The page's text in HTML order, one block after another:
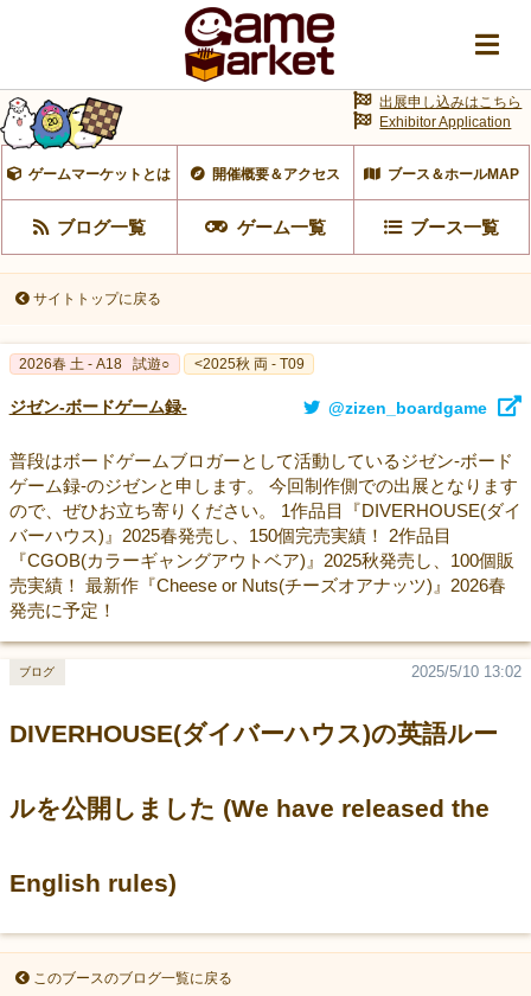
ゲームマーケットとは 開催概要＆アクセス ブース＆ホールMAP
ブログ一覧 ゲーム一覧 ブース一覧
出展申し込みはこちら
Exhibitor Application
サイトトップに戻る
2026春 土 - A18 試遊○ <2025秋 両 - T09
ジゼン-ボードゲーム録- @zizen_boardgame
普段はボードゲームブロガーとして活動しているジゼン-ボード
ゲーム録-のジゼンと申します。 今回制作側での出展となります
ので、ぜひお立ち寄りください。 1作品目『DIVERHOUSE(ダイ
バーハウス)』2025春発売し、150個完売実績！ 2作品目
『CGOB(カラーギャングアウトベア)』2025秋発売し、100個販
売実績！ 最新作『Cheese or Nuts(チーズオアナッツ)』2026春
発売に予定！
DIVERHOUSE(ダイバーハウス)の英語ルー
ルを公開しました (We have released the
English rules)
2025/5/10 13:02
ブログ
このブースのブログ一覧に戻る